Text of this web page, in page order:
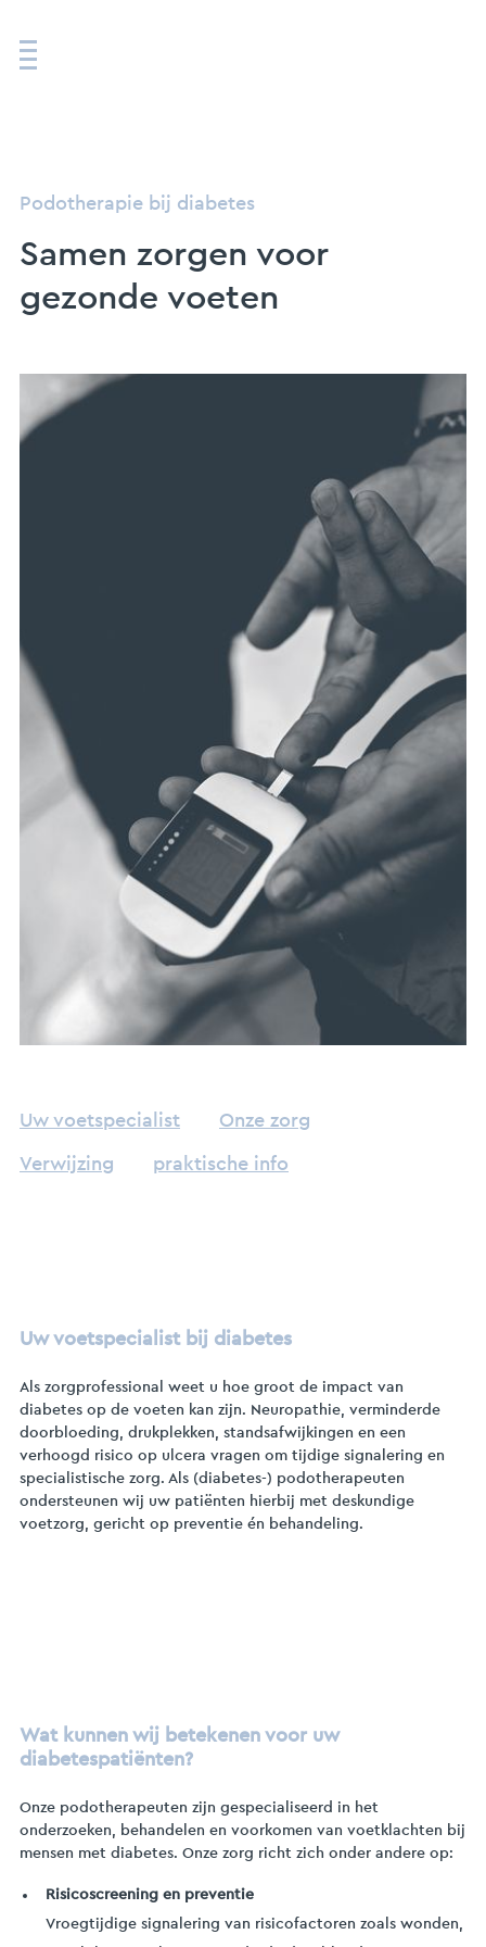
Podotherapie bij diabetes
Samen zorgen voor
gezonde voeten
Uw voetspecialist Onze zorg
Verwijzing praktische info
Uw voetspecialist bij diabetes
Als zorgprofessional weet u hoe groot de impact van
diabetes op de voeten kan zijn. Neuropathie, verminderde
doorbloeding, drukplekken, standsafwijkingen en een
verhoogd risico op ulcera vragen om tijdige signalering en
specialistische zorg. Als (diabetes-) podotherapeuten
ondersteunen wij uw patiënten hierbij met deskundige
voetzorg, gericht op preventie én behandeling.
Wat kunnen wij betekenen voor uw
diabetespatiënten?
Onze podotherapeuten zijn gespecialiseerd in het
onderzoeken, behandelen en voorkomen van voetklachten bij
mensen met diabetes. Onze zorg richt zich onder andere op:
Risicoscreening en preventie
Vroegtijdige signalering van risicofactoren zoals wonden,